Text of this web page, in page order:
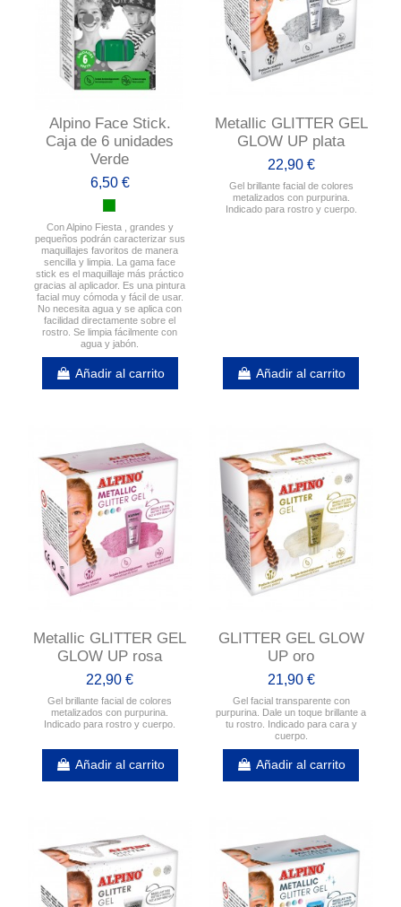
Alpino Face Stick.
Caja de 6 unidades
Verde
6,50 €
Con Alpino Fiesta , grandes y
pequeños podrán caracterizar sus
maquillajes favoritos de manera
sencilla y limpia. La gama face
stick es el maquillaje más práctico
gracias al aplicador. Es una pintura
facial muy cómoda y fácil de usar.
No necesita agua y se aplica con
facilidad directamente sobre el
rostro. Se limpia fácilmente con
agua y jabón.
Añadir al carrito
Metallic GLITTER GEL
GLOW UP plata
22,90 €
Gel brillante facial de colores
metalizados con purpurina.
Indicado para rostro y cuerpo.
Añadir al carrito
Metallic GLITTER GEL
GLOW UP rosa
22,90 €
Gel brillante facial de colores
metalizados con purpurina.
Indicado para rostro y cuerpo.
Añadir al carrito
GLITTER GEL GLOW
UP oro
21,90 €
Gel facial transparente con
purpurina. Dale un toque brillante a
tu rostro. Indicado para cara y
cuerpo.
Añadir al carrito